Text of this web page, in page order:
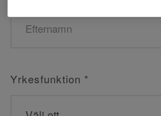
Yrkesfunktion *